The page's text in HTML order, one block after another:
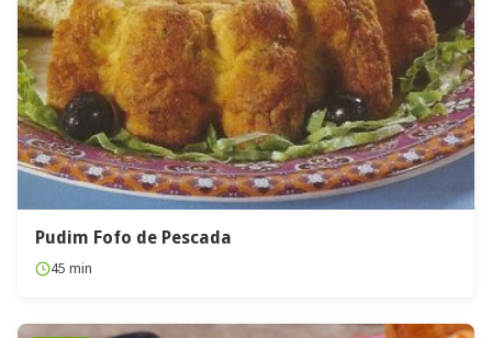
Pudim Fofo de Pescada
45 min